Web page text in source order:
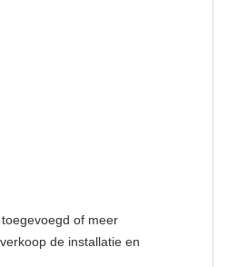
of meer
de installatie en